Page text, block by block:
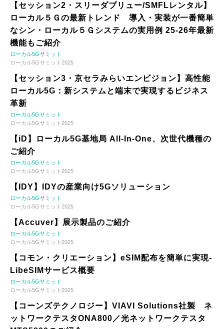
【セッション2・スリーダブリュー/SMFLレンタル】
ローカル５Ｇの最新トレンド 導入・実装が一番簡単
なシン・ローカル５Ｇシステムの実用例 25-26年最新
機能もご紹介
ローカル5Gサミット
ローカル5Gサミット2025
【セッション3・京セラみらいエンビジョン】高性能
ローカル5G：新システムと端末で実現するビジネス
革新
ローカル5Gサミット
ローカル5Gサミット2025
【iD】ローカル5G基地局 All-In-One、次世代機種の
ご紹介
ローカル5Gサミット
ローカル5Gサミット2025
【IDY】IDYの産業向け5Gソリューション
ローカル5Gサミット
ローカル5Gサミット2025
【Accuver】展示製品のご紹介
ローカル5Gサミット
ローカル5Gサミット2025
【コモン・クリエーション】eSIM配布を簡単に実現-
LibeSIMサービス概要
ローカル5Gサミット
ローカル5Gサミット2025
【コーンズテクノロジー】VIAVI Solutions社製 ネ
ットワークテスタONA800／光ネットワークテスタ